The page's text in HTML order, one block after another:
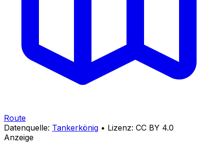
Route
Datenquelle: Tankerkönig • Lizenz: CC BY 4.0
Anzeige